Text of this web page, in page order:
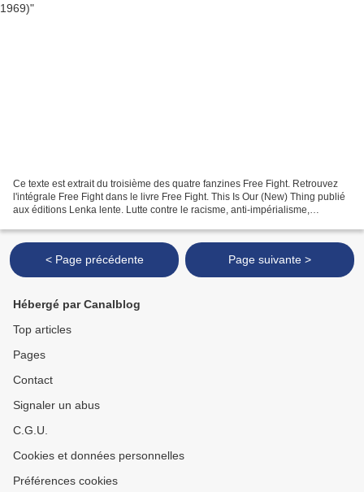
Ce texte est extrait du troisième des quatre fanzines Free Fight. Retrouvez
l'intégrale Free Fight dans le livre Free Fight. This Is Our (New) Thing publié
aux éditions Lenka lente. Lutte contre le racisme, anti-impérialisme,
< Page précédente Page suivante >
Hébergé par Canalblog
Top articles
Pages
Contact
Signaler un abus
C.G.U.
Cookies et données personnelles
Préférences cookies